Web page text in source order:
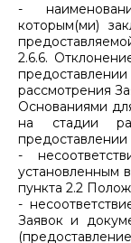
-
которым(ми)
2.6.6.
рассмотрения
Основаниями
на стадии
-
установленным
пункта 2.2
-
Заявок и